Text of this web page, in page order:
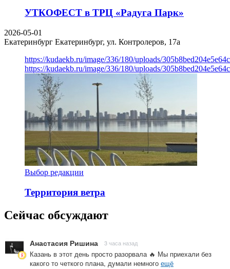
УТКОФЕСТ в ТРЦ «Радуга Парк»
2026-05-01
Екатеринбург Екатеринбург, ул. Контролеров, 17а
https://kudaekb.ru/image/336/180/uploads/
https://kudaekb.ru/image/336/180/uploads/
Выбор редакции
Территория ветра
Сейчас обсуждают
Анастасия Ришина 3 часа назад
Казань в этот день просто разорвала 🔥 Мы приехали без
какого то четкого плана, думали немного ещё